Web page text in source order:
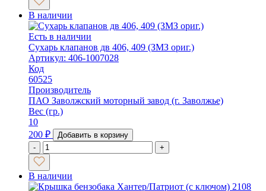
В наличии
Есть в наличии
Сухарь клапанов дв 406, 409 (ЗМЗ ориг.)
Артикул: 406-1007028
Код
60525
Производитель
ПАО Заволжский моторный завод (г. Заволжье)
Вес (гр.)
10
200 ₽
Добавить в корзину
-
+
В наличии